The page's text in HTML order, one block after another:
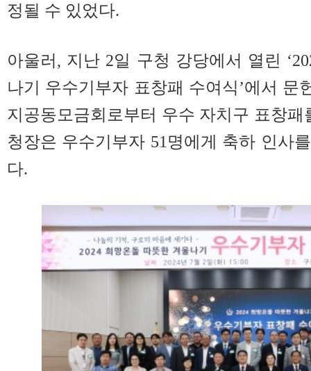
정될 수 있었다.
아울러, 지난 2일 구청 강당에서 열린
나기 우수기부자 표창패 수여식’에서 문
지공동모금회로부터 우수 자치구 표창
청장은 우수기부자 51명에게 축하 인사
다.